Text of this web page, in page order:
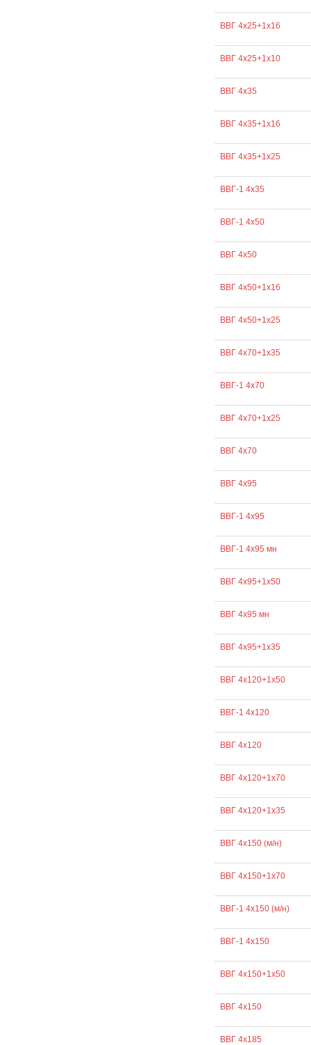
ВВГ 4х25+1х16
ВВГ 4х25+1х10
ВВГ 4х35
ВВГ 4х35+1х16
ВВГ 4х35+1х25
ВВГ-1 4х35
ВВГ-1 4х50
ВВГ 4х50
ВВГ 4х50+1х16
ВВГ 4х50+1х25
ВВГ 4х70+1х35
ВВГ-1 4х70
ВВГ 4х70+1х25
ВВГ 4х70
ВВГ 4х95
ВВГ-1 4х95
ВВГ-1 4х95 мн
ВВГ 4х95+1х50
ВВГ 4х95 мн
ВВГ 4х95+1х35
ВВГ 4х120+1х50
ВВГ-1 4х120
ВВГ 4х120
ВВГ 4х120+1х70
ВВГ 4х120+1х35
ВВГ 4х150 (м/н)
ВВГ 4х150+1х70
ВВГ-1 4х150 (м/н)
ВВГ-1 4х150
ВВГ 4х150+1х50
ВВГ 4х150
ВВГ 4х185